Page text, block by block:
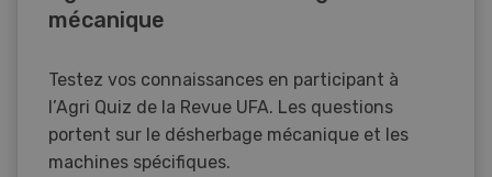
mécanique
Testez vos connaissances en participant à
l’Agri Quiz de la Revue UFA. Les questions
portent sur le désherbage mécanique et les
machines spécifiques.